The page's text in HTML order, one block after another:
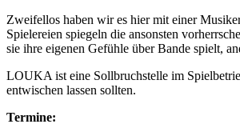
Zweifellos haben wir es hier mit einer
Spielereien spiegeln die ansonsten
sie ihre eigenen Gefühle über Bande spielt,
LOUKA ist eine Sollbruchstelle im
entwischen lassen sollten.
Termine: